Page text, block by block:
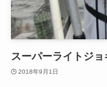
スーパーライトジョ
2018年9月1日